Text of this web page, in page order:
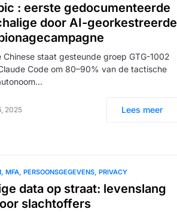
: eerste gedocumenteerde
door AI-georkestreerde
Chinese staat gesteunde groep GTG-1002
Code om 80–90% van de tactische
2025 Lees meer
MFA PERSOONSGEGEVENS PRIVACY
data op straat: levenslang
slachtoffers